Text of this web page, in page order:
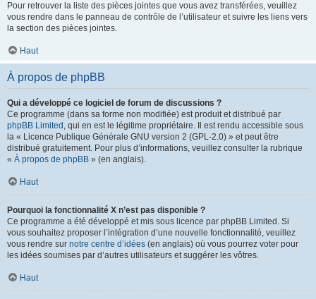
Pour retrouver la liste des pièces jointes que vous avez transférées, veuillez
vous rendre dans le panneau de contrôle de l’utilisateur et suivre les liens vers
la section des pièces jointes.
Haut
À propos de phpBB
Qui a développé ce logiciel de forum de discussions ?
Ce programme (dans sa forme non modifiée) est produit et distribué par
phpBB Limited , qui en est le légitime propriétaire. Il est rendu accessible sous
la « Licence Publique Générale GNU version 2 (GPL-2.0) » et peut être
distribué gratuitement. Pour plus d’informations, veuillez consulter la rubrique
« À propos de phpBB » (en anglais).
Haut
Pourquoi la fonctionnalité X n’est pas disponible ?
Ce programme a été développé et mis sous licence par phpBB Limited. Si
vous souhaitez proposer l’intégration d’une nouvelle fonctionnalité, veuillez
vous rendre sur notre centre d’idées (en anglais) où vous pourrez voter pour
les idées soumises par d’autres utilisateurs et suggérer les vôtres.
Haut